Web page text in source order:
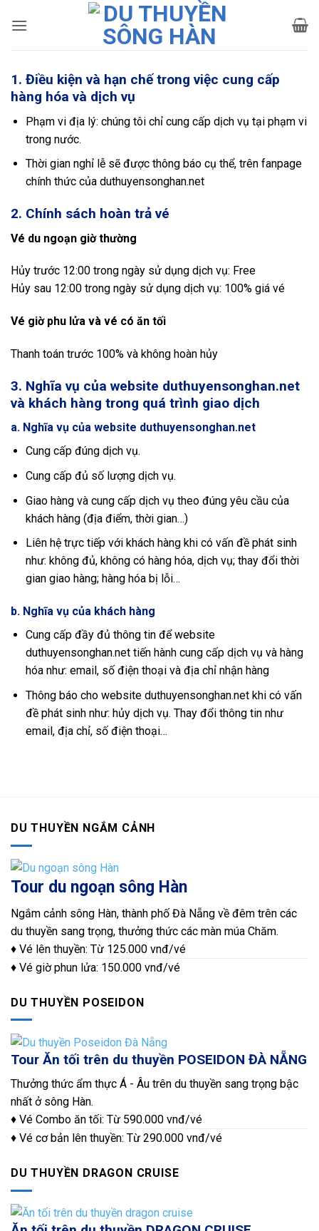
qua
1. Điều kiện và hạn chế trong việc cung cấp
hàng hóa và dịch vụ
Phạm vi địa lý: chúng tôi chỉ cung cấp dịch vụ tại phạm vi
trong nước.
Thời gian nghỉ lễ sẽ được thông báo cụ thể, trên fanpage
chính thức của duthuyensonghan.net
2. Chính sách hoàn trả vé
Vé du ngoạn giờ thường
Hủy trước 12:00 trong ngày sử dụng dịch vụ: Free
Hủy sau 12:00 trong ngày sử dụng dịch vụ: 100% giá vé
Vé giờ phu lửa và vé có ăn tối
Thanh toán trước 100% và không hoàn hủy
3. Nghĩa vụ của website duthuyensonghan.net
và khách hàng trong quá trình giao dịch
a. Nghĩa vụ của website duthuyensonghan.net
Cung cấp đúng dịch vụ.
Cung cấp đủ số lượng dịch vụ.
Giao hàng và cung cấp dịch vụ theo đúng yêu cầu của
khách hàng (địa điểm, thời gian…)
Liên hệ trực tiếp với khách hàng khi có vấn đề phát sinh
như: không đủ, không có hàng hóa, dịch vụ; thay đổi thời
gian giao hàng; hàng hóa bị lỗi…
b. Nghĩa vụ của khách hàng
Cung cấp đầy đủ thông tin để website
duthuyensonghan.net tiến hành cung cấp dịch vụ và hàng
hóa như: email, số điện thoại và địa chỉ nhận hàng
Thông báo cho website duthuyensonghan.net khi có vấn
đề phát sinh như: hủy dịch vụ. Thay đổi thông tin như
email, địa chỉ, số điện thoại…
DU THUYỀN NGẮM CẢNH
Tour du ngoạn sông Hàn
Ngắm cảnh sông Hàn, thành phố Đà Nẵng về đêm trên các
du thuyền sang trọng, thưởng thức các màn múa Chăm.
♦ Vé lên thuyền: Từ 125.000 vnđ/vé
♦ Vé giờ phun lửa: 150.000 vnđ/vé
DU THUYỀN POSEIDON
Tour Ăn tối trên du thuyền POSEIDON ĐÀ NẴNG
Thưởng thức ẩm thực Á - Âu trên du thuyền sang trọng bậc
nhất ở sông Hàn.
♦ Vé Combo ăn tối: Từ 590.000 vnđ/vé
♦ Vé cơ bản lên thuyền: Từ 290.000 vnđ/vé
DU THUYỀN DRAGON CRUISE